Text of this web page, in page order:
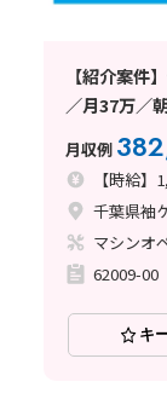
【紹介案件
／月37万／
月収例
【時給】
千葉県袖
マシンオ
62009-00
キ